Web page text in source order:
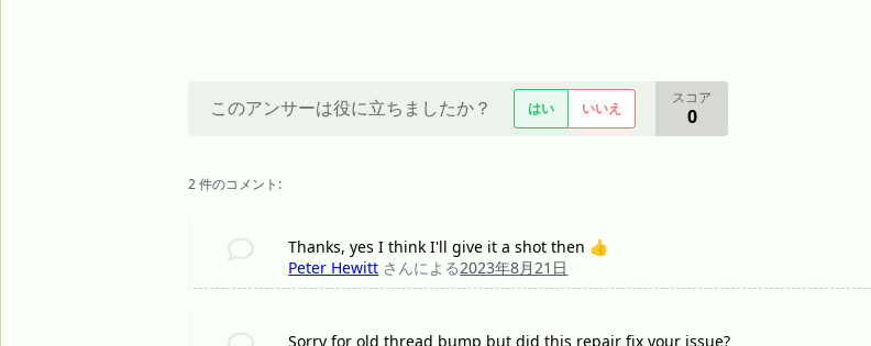
このアンサーは役に立ちましたか？ はい いいえ
スコア
0
2 件のコメント:
Thanks, yes I think I'll give it a shot then 👍
Peter Hewitt さんによる2023年8月21日
Sorry for old thread bump but did this repair fix your issue?